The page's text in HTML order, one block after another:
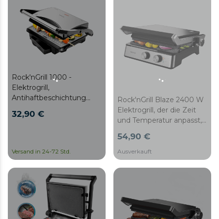
Rock'nGrill 1000 -
Elektrogrill,
Antihaftbeschichtung
Fettauffangbehälter, 25,5
32,90 €
Versand in 24-72 Std.
Rock'nGrill Blaze 2400 W
Elektrogrill, der die Zeit
und Temperatur anpasst,
spülmaschinengeeignete
RockStone-beschichtete
Platten und eine 180°-
54,90 €
Ausverkauft